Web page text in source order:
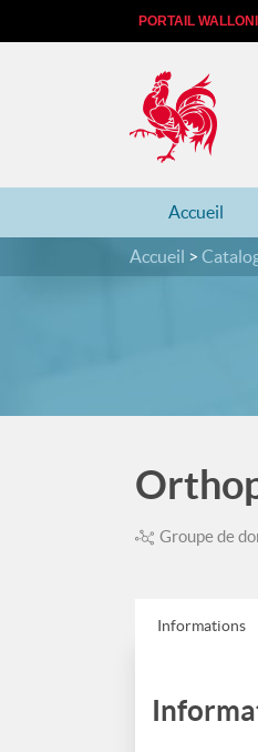
PORTAIL
Accueil
Accueil
Groupe de
Informations